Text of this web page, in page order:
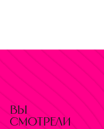
вы
смотрели